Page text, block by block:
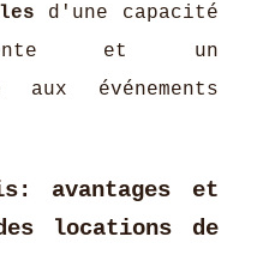
d'une capacité
et un
aux événements
avantages et
locations de